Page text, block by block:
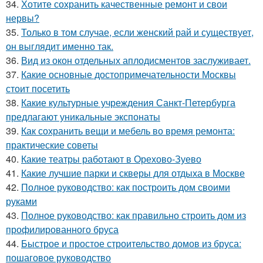
34. Хотите сохранить качественные ремонт и свои
нервы?
35. Только в том случае, если женский рай и существует,
он выглядит именно так.
36. Вид из окон отдельных аплодисментов заслуживает.
37. Какие основные достопримечательности Москвы
стоит посетить
38. Какие культурные учреждения Санкт-Петербурга
предлагают уникальные экспонаты
39. Как сохранить вещи и мебель во время ремонта:
практические советы
40. Какие театры работают в Орехово-Зуево
41. Какие лучшие парки и скверы для отдыха в Москве
42. Полное руководство: как построить дом своими
руками
43. Полное руководство: как правильно строить дом из
профилированного бруса
44. Быстрое и простое строительство домов из бруса:
пошаговое руководство